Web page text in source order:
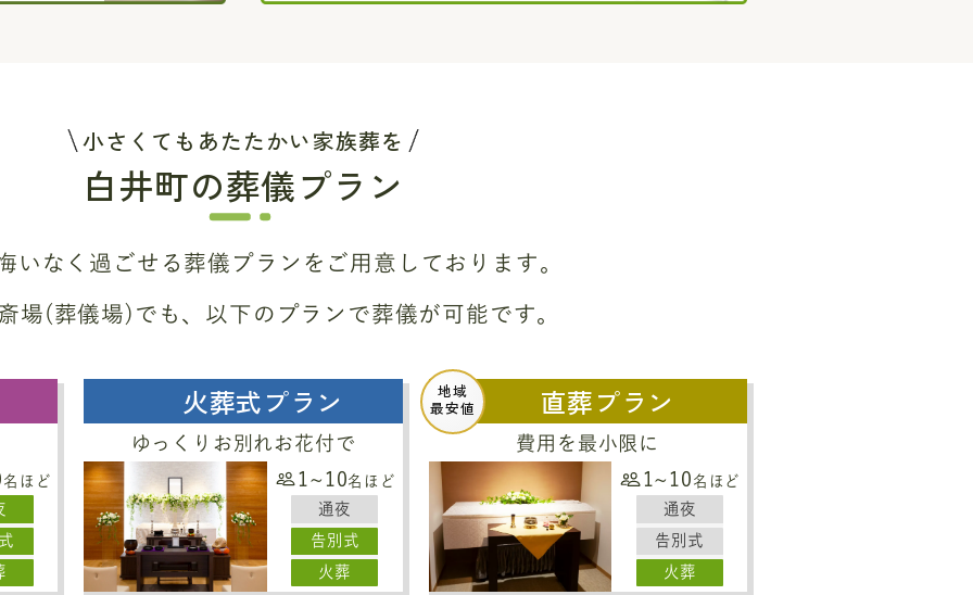
小さくてもあたたかい家族葬を
白井町の葬儀プラン
いなく過ごせる葬儀プラン をご用意しております。
場(葬儀場)でも、 以下のプランで葬儀が可能です。
名ほど
火葬式プラン
ゆっくりお別れお花付で
1~10名ほど
通夜
告別式
火葬
地域
最安値
直葬プラン
費用を最小限に
1~10 名ほど
通夜
告別式
火葬